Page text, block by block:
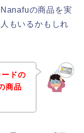
の商品を実
もいるかもしれ
ドの
商品